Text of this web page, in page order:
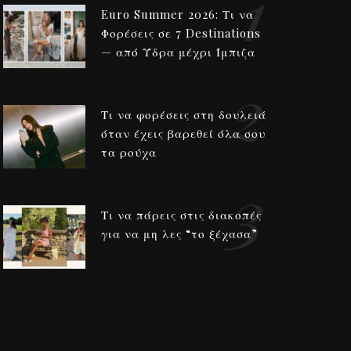
Euro Summer 2026: Τι να
Φορέσεις σε 7 Destinations
— από Ύδρα μέχρι Ίμπιζα
Τι να φορέσεις στη δουλειά
όταν έχεις βαρεθεί όλα σου
τα ρούχα
2
Τι να πάρεις στις διακοπές
για να μη λες “το ξέχασα”
3